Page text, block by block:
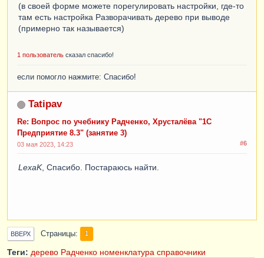
(в своей форме можете порегулировать настройки, где-то
там есть настройка Разворачивать дерево при выводе
(примерно так называется)
1 пользователь сказал спасибо!
если помогло нажмите: Спасибо!
Tatipav
Re: Вопрос по учебнику Радченко, Хрусталёва "1С
Предприятие 8.3" (занятие 3)
#6
03 мая 2023, 14:23
LexaK, Спасибо. Постараюсь найти.
ВВЕРХ Страницы 1
Теги: дерево Радченко номенклатура справочники